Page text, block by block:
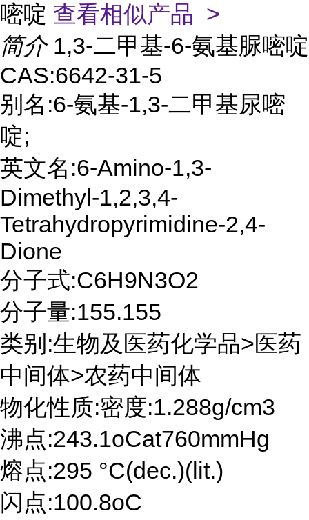
嘧啶 查看相似产品 >
简介 1,3-二甲基-6-氨基脲嘧啶
CAS:6642-31-5
别名:6-氨基-1,3-二甲基尿嘧
啶;
英文名:6-Amino-1,3-
Dimethyl-1,2,3,4-
Tetrahydropyrimidine-2,4-
Dione
分子式:C6H9N3O2
分子量:155.155
类别:生物及医药化学品>医药
中间体>农药中间体
物化性质:密度:1.288g/cm3
沸点:243.1oCat760mmHg
熔点:295 °C(dec.)(lit.)
闪点:100.8oC